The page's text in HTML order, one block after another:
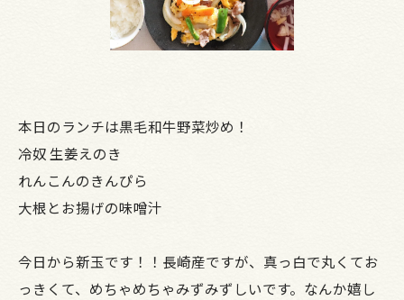
本日のランチは黒毛和牛野菜炒め！
冷奴 生姜えのき
れんこんのきんぴら
大根とお揚げの味噌汁
今日から新玉です！！長崎産ですが、真っ白で丸くてお
っきくて、めちゃめちゃみずみずしいです。なんか嬉し